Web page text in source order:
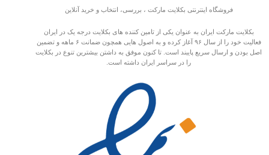
فروشگاه اینترنتی بکلایت مارکت ، بررسی، انتخاب و خرید آنلاین
بکلایت مارکت ایران به عنوان یکی از تامین کننده های بکلایت درجه یک در ایران
فعالیت خود را از سال ۹۶ آغاز کرده و به اصول هایی همچون ضمانت ۶ ماهه و تضمین
اصل بودن و ارسال سریع پایبند است. تا کنون موفق به داشتن بیشترین تنوع در بکلایت
را در سراسر ایران داشته است.